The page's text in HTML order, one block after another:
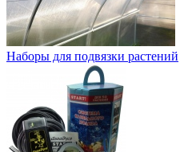
Наборы для подвязки растений